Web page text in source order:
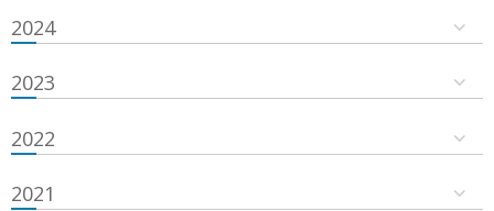
2024
2023
2022
2021